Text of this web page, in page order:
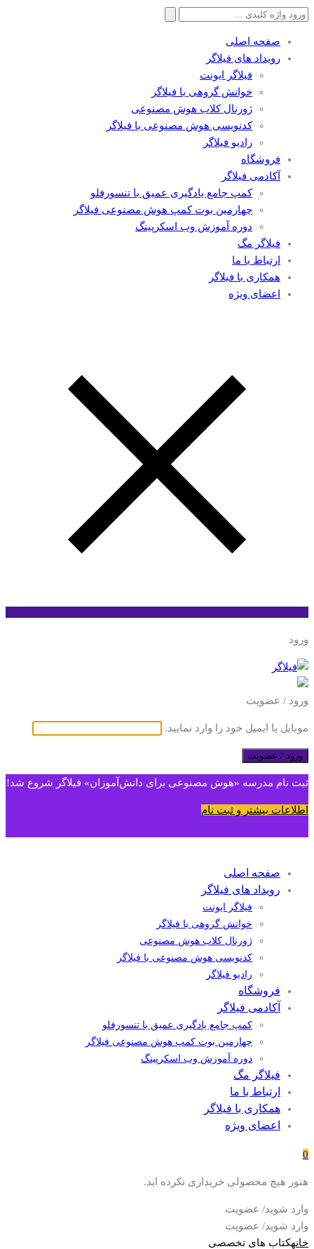
جستجو
صفحه اصلی
رویداد های فیلاگر
فیلاگر ایونت
خوانش گروهی با فیلاگر
ژورنال کلاب هوش مصنوعی
کدنویسی هوش مصنوعی با فیلاگر
رادیو فیلاگر
فروشگاه
آکادمی فیلاگر
کمپ جامع یادگیری عمیق با تنسورفلو
چهارمین بوت کمپ هوش مصنوعی فیلاگر
دوره آموزش وب اسکرپینگ
فیلاگر مگ
ارتباط با ما
همکاری با فیلاگر
اعضای ویژه
ورود
ورود / عضویت
موبایل یا ایمیل خود را وارد نمایید.
ورود / عضویت
ثبت نام مدرسه «هوش مصنوعی برای دانش‌آموزان» فیلاگر شروع شد!
اطلاعات بیشتر و ثبت نام
صفحه اصلی
رویداد های فیلاگر
فیلاگر ایونت
خوانش گروهی با فیلاگر
ژورنال کلاب هوش مصنوعی
کدنویسی هوش مصنوعی با فیلاگر
رادیو فیلاگر
فروشگاه
آکادمی فیلاگر
کمپ جامع یادگیری عمیق با تنسورفلو
چهارمین بوت کمپ هوش مصنوعی فیلاگر
دوره آموزش وب اسکرپینگ
فیلاگر مگ
ارتباط با ما
همکاری با فیلاگر
اعضای ویژه
0
هنوز هیچ محصولی خریداری نکرده اید.
وارد شوید/ عضویت
وارد شوید/ عضویت
خانهکتاب های تخصصی